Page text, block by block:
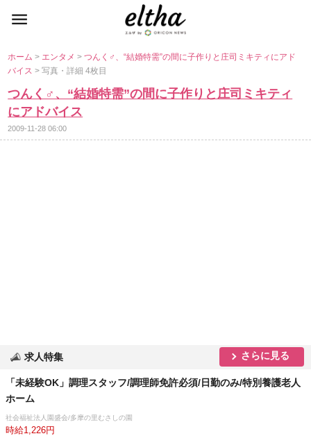
ホーム> エンタメ>つんく♂、“結婚特需”の間に子作りと庄司ミキティにアド
バイス> 写真・詳細 4枚目
つんく♂、“結婚特需”の間に子作りと庄司ミキティ
にアドバイス
2009-11-28 06:00
求人特集 さらに見る
「未経験OK」調理スタッフ/調理師免許必須/日勤のみ/特別養護老人
ホーム
社会福祉法人園盛会/多摩の里むさしの園
時給1,226円